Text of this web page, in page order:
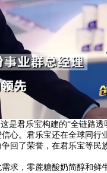
是君乐宝构建的“全链路
心。君乐宝还在全球同行
回了荣誉，在君乐宝等民
求，零蔗糖酸奶简醇和鲜